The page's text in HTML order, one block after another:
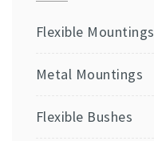
Flexible Mountings
Metal Mountings
Flexible Bushes